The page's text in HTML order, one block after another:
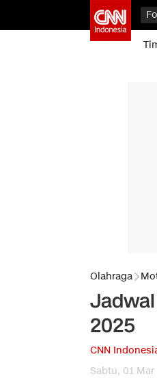
Olahraga
2025
CNN
Sabtu, 01